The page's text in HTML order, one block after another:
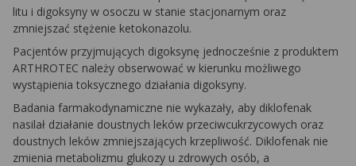
litu i digoksyny w osoczu w stanie stacjonarnym oraz
zmniejszać stężenie ketokonazolu.
Pacjentów przyjmujących digoksynę jednocześnie z produktem
ARTHROTEC należy obserwować w kierunku możliwego
wystąpienia toksycznego działania digoksyny.
Badania farmakodynamiczne nie wykazały, aby diklofenak
nasilał działanie doustnych leków przeciwcukrzycowych oraz
doustnych leków zmniejszających krzepliwość. Diklofenak nie
zmienia metabolizmu glukozy u zdrowych osób, a